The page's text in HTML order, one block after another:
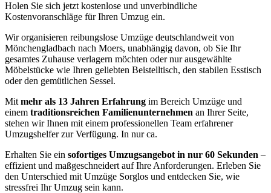
Holen Sie sich jetzt kostenlose und unverbindliche
Kostenvoranschläge für Ihren Umzug ein.
Wir organisieren reibungslose Umzüge deutschlandweit von
Mönchengladbach nach Moers, unabhängig davon, ob Sie Ihr
gesamtes Zuhause verlagern möchten oder nur ausgewählte
Möbelstücke wie Ihren geliebten Beistelltisch, den stabilen Esstisch
oder den gemütlichen Sessel.
Mit mehr als 13 Jahren Erfahrung im Bereich Umzüge und
einem traditionsreichen Familienunternehmen an Ihrer Seite,
stehen wir Ihnen mit einem professionellen Team erfahrener
Umzugshelfer zur Verfügung. In nur ca.
Erhalten Sie ein sofortiges Umzugsangebot in nur 60 Sekunden –
effizient und maßgeschneidert auf Ihre Anforderungen. Erleben Sie
den Unterschied mit Umzüge Sorglos und entdecken Sie, wie
stressfrei Ihr Umzug sein kann.